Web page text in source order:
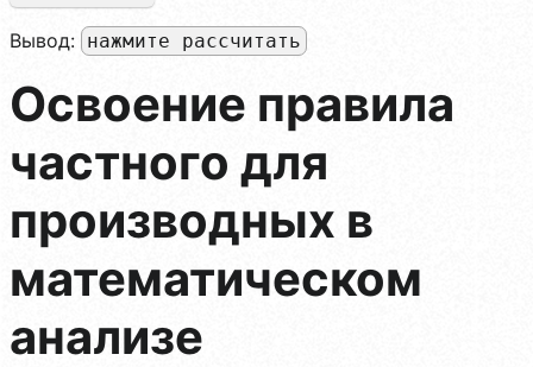
Вывод: нажмите рассчитать
Освоение правила
частного для
производных в
математическом
анализе